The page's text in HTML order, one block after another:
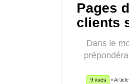
Pages
clients
Dans le
9 vues •